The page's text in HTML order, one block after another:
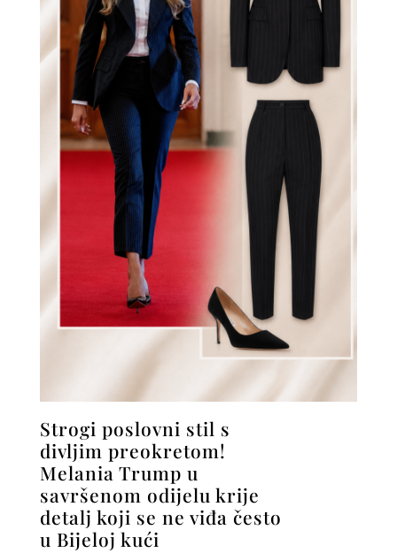
Strogi poslovni stil s
divljim preokretom!
Melania Trump u
savršenom odijelu krije
detalj koji se ne viđa često
u Bijeloj kući